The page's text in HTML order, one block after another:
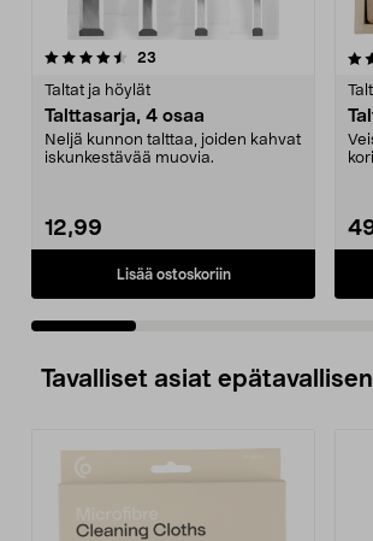
23
Taltat ja höylät
Talttasarja, 4 osaa
Neljä kunnon talttaa, joiden kahvat
iskunkestävää muovia.
12,99
Lisää ostoskoriin
3.5 viidestä
Tavalliset asiat